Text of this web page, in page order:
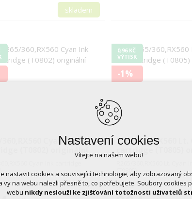
skladem
360,RX560 Cyan Ink
(T0802) originální
0,96 KČ
VÝTISK
-1%
R265/360,RX560 Lt.
cartridge (T0805)
(T0805)
398,-
Nastavení cookies
Vítejte na našem webu!
nastavit cookies a související technologie, aby zobrazovaný
vy na webu nalezli přesně to, co potřebujete. Soubory cookies
webu nikdy neslouží ke zjišťování totožnosti uživatelů